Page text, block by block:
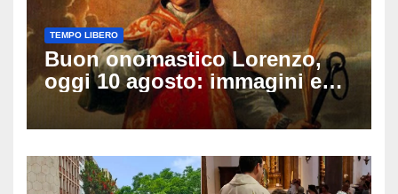
TEMPO LIBERO
Buon onomastico Lorenzo,
oggi 10 agosto: immagini e
gif di auguri da condividere
sui social